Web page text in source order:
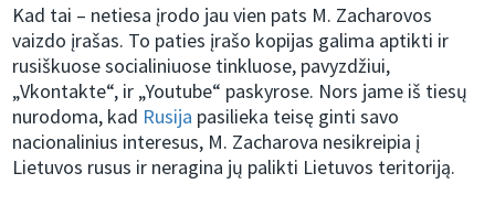
Kad tai – netiesa įrodo jau vien pats M. Zacharovos
vaizdo įrašas. To paties įrašo kopijas galima aptikti ir
rusiškuose socialiniuose tinkluose, pavyzdžiui,
„Vkontakte“, ir „Youtube“ paskyrose. Nors jame iš tiesų
nurodoma, kad Rusija pasilieka teisę ginti savo
nacionalinius interesus, M. Zacharova nesikreipia į
Lietuvos rusus ir neragina jų palikti Lietuvos teritoriją.